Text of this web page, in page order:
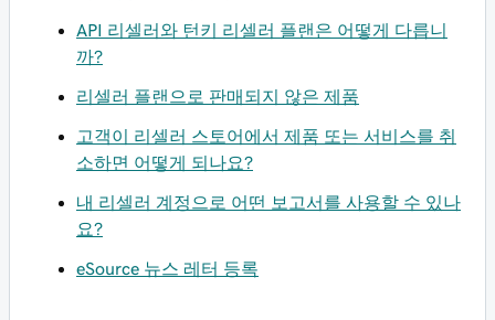
API 리셀러와 턴키 리셀러 플랜은 어떻게 다릅니
까?
리셀러 플랜으로 판매되지 않은 제품
고객이 리셀러 스토어에서 제품 또는 서비스를 취
소하면 어떻게 되나요?
내 리셀러 계정으로 어떤 보고서를 사용할 수 있나
요?
eSource 뉴스 레터 등록